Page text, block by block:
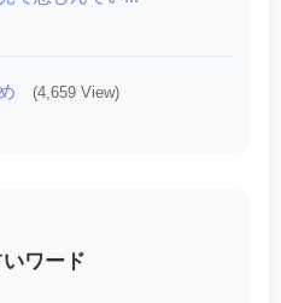
(4,659 View)
ワード